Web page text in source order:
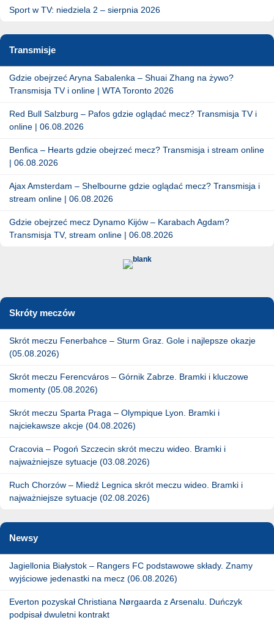
Sport w TV: niedziela 2 – sierpnia 2026
Transmisje
Gdzie obejrzeć Aryna Sabalenka – Shuai Zhang na żywo?
Transmisja TV i online | WTA Toronto 2026
Red Bull Salzburg – Pafos gdzie oglądać mecz? Transmisja TV i
online | 06.08.2026
Benfica – Hearts gdzie obejrzeć mecz? Transmisja i stream online
| 06.08.2026
Ajax Amsterdam – Shelbourne gdzie oglądać mecz? Transmisja i
stream online | 06.08.2026
Gdzie obejrzeć mecz Dynamo Kijów – Karabach Agdam?
Transmisja TV, stream online | 06.08.2026
Skróty meczów
Skrót meczu Fenerbahce – Sturm Graz. Gole i najlepsze okazje
(05.08.2026)
Skrót meczu Ferencváros – Górnik Zabrze. Bramki i kluczowe
momenty (05.08.2026)
Skrót meczu Sparta Praga – Olympique Lyon. Bramki i
najciekawsze akcje (04.08.2026)
Cracovia – Pogoń Szczecin skrót meczu wideo. Bramki i
najważniejsze sytuacje (03.08.2026)
Ruch Chorzów – Miedź Legnica skrót meczu wideo. Bramki i
najważniejsze sytuacje (02.08.2026)
Newsy
Jagiellonia Białystok – Rangers FC podstawowe składy. Znamy
wyjściowe jedenastki na mecz (06.08.2026)
Everton pozyskał Christiana Nørgaarda z Arsenalu. Duńczyk
podpisał dwuletni kontrakt